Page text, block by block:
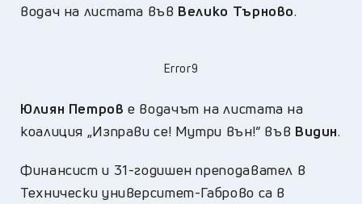
водач на листата във Велико Търново.
Error9
Юлиян Петров е водачът на листата на
коалиция „Изправи се! Мутри вън!“ във Видин.
Финансист и 31-годишен преподавател в
Технически университет-Габрово са в